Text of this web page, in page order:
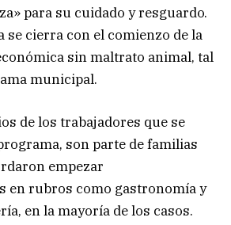
para su cuidado y resguardo.
se cierra con el comienzo de la
sin maltrato animal, tal
municipal.
de los trabajadores que se
son parte de familias
empezar
en rubros como gastronomía y
en la mayoría de los casos.